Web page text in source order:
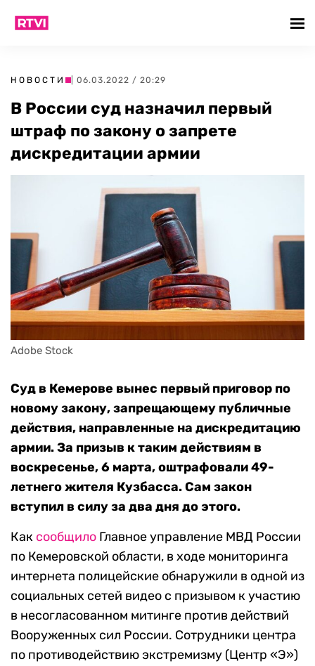
НОВОСТИ | 06.03.2022 / 20:29
В России суд назначил первый
штраф по закону о запрете
дискредитации армии
Adobe Stock
Суд в Кемерове вынес первый приговор по
новому закону, запрещающему публичные
действия, направленные на дискредитацию
армии. За призыв к таким действиям в
воскресенье, 6 марта, оштрафовали 49-
летнего жителя Кузбасса. Сам закон
вступил в силу за два дня до этого.
Как сообщило Главное управление МВД России
по Кемеровской области, в ходе мониторинга
интернета полицейские обнаружили в одной из
социальных сетей видео с призывом к участию
в несогласованном митинге против действий
Вооруженных сил России. Сотрудники центра
по противодействию экстремизму (Центр «Э»)